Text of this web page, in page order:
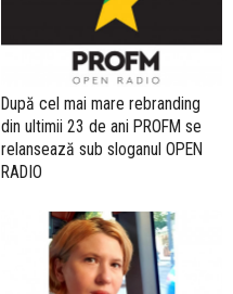
După cel mai mare rebranding
din ultimii 23 de ani PROFM se
relansează sub sloganul OPEN
RADIO